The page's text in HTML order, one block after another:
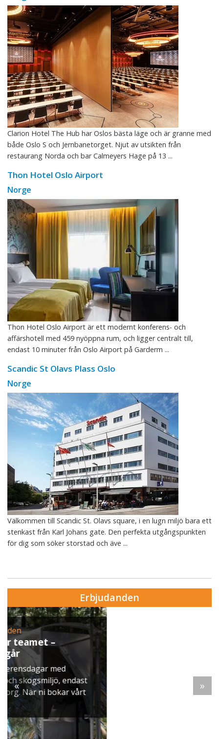
Clarion Hotel The Hub har Oslos bästa läge och är granne med
både Oslo S och Jernbanetorget. Njut av utsikten från
restaurang Norda och bar Calmeyers Hage på 13 ...
Thon Hotel Oslo Airport
Norge
Thon Hotel Oslo Airport är ett modernt konferens- och
affärshotell med 459 nyöppna rum, och ligger centralt till,
endast 10 minuter från Oslo Airport på Garderm ...
Scandic St Olavs Plass Oslo
Norge
Välkommen till Scandic St. Olavs square, i en lugn miljö bara ett
stenkast från Karl Johans gate. Den perfekta utgångspunkten
för dig som söker storstad och äve ...
Erbjudanden
Erbjudande från Skytteholm Ekerö
Julbord på Ekerö
När vintern lägger sig över Mälaren dukar vi upp
ett klassiskt svenskt julbord i Skyttegården. Här
möts ni av doften av gran, ljus som brinner stilla
och smaker ...
« »